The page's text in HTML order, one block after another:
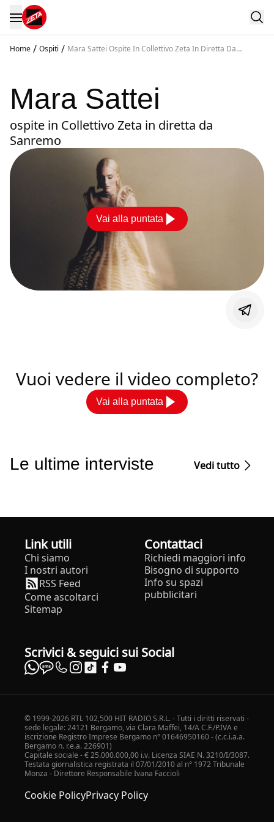
Home / Ospiti / Mara Sattei Ospite In Collettivo Zeta In Diretta Da
Mara Sattei
ospite in Collettivo Zeta in diretta da
Sanremo
Vai alla puntata
Vuoi vedere il video completo?
Vai alla puntata
Le ultime interviste Vedi tutto
Link utili
Chi siamo
I nostri autori
RSS Feed
Come ascoltarci
Sitemap
Contattaci
Richiedi maggiori info
Bisogno di supporto
Info su spazi
pubblicitari
Scrivici & seguici sui Social
© 1999-2026 RTL 102,500 HIT RADIO S.R.L. - Tutti i diritti riservati -
sede legale: 24121 Bergamo, via Clara Maffei, 14/A C.F./P.IVA e
iscrizione Registro Imprese Bergamo n° 01646950160 - (c.c.i.a.a.
Bergamo n. r.e.a. 226901)
Capitale sociale - € 25.000.000,00 i.v. Licenza SIAE N. 3210/I/3087.
Testata giornalistica registrata il 07/01/2010 al n° 1972 Tribunale
Monza - Direttore Responsabile Ivana Faccioli
Cookie PolicyPrivacy Policy